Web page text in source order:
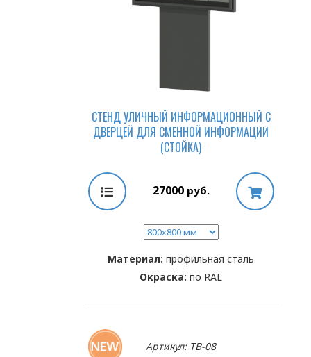
СТЕНД УЛИЧНЫЙ ИНФОРМАЦИОННЫЙ С
ДВЕРЦЕЙ ДЛЯ СМЕННОЙ ИНФОРМАЦИИ
(СТОЙКА)
27000руб.
Материал: профильная сталь
Окраска: по RAL
Артикул: TB-08